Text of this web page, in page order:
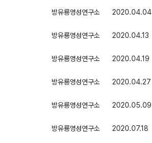
방유룡영성연구소 2020.04.04
방유룡영성연구소 2020.04.13
방유룡영성연구소 2020.04.19
방유룡영성연구소 2020.04.27
방유룡영성연구소 2020.05.09
방유룡영성연구소 2020.07.18